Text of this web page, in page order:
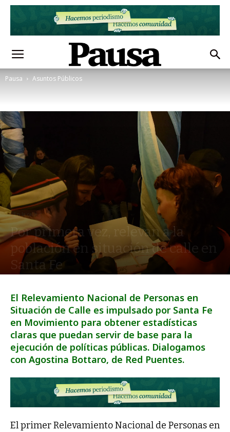
Pausa Asuntos Públicos
En la calle
Por primera vez, relevan a la
población en situación de calle en
Santa Fe
El Relevamiento Nacional de Personas en
Situación de Calle es impulsado por Santa Fe
en Movimiento para obtener estadísticas
claras que puedan servir de base para la
ejecución de políticas públicas. Dialogamos
con Agostina Bottaro, de Red Puentes.
El primer Relevamiento Nacional de Personas en